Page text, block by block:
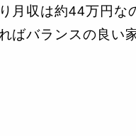
月収は約44万円な
ばバランスの良い